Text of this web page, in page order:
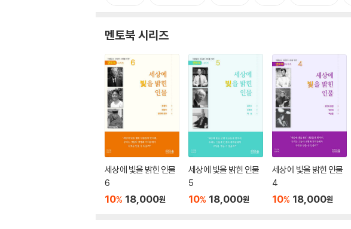
멘토북 시리즈
세상에 빛을 밝힌 인물
6
10% 18,000원
세상에 빛을 밝힌 인물
5
10% 18,000원
세상에 빛을 밝힌 인물
4
10% 18,000원